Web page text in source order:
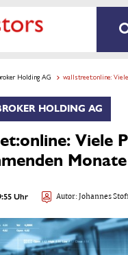
Holding AG wallstreet:online: Viele
HOLDING AG
Viele
Monate
Uhr Autor:Johannes